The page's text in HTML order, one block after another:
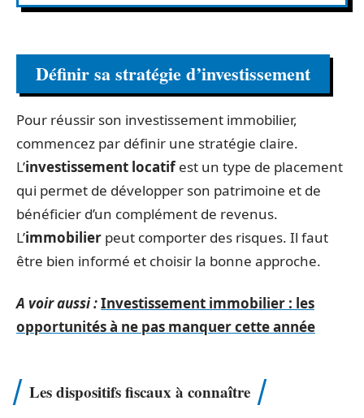
Définir sa stratégie d’investissement
Pour réussir son investissement immobilier,
commencez par définir une stratégie claire.
L’investissement locatifest un type de placement
qui permet de développer son patrimoine et de
bénéficier d’un complément de revenus.
L’immobilier peut comporter des risques. Il faut
être bien informé et choisir la bonne approche.
A voir aussi :Investissement immobilier : les
opportunités à ne pas manquer cette année
Les dispositifs fiscaux à connaître